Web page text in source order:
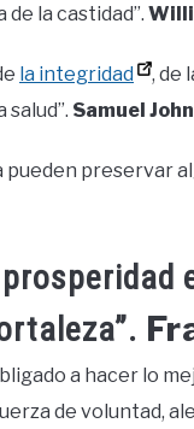
de la castidad”.
la integridad
, de
salud”. Samuel
pueden preservar
a hacer lo
de voluntad,